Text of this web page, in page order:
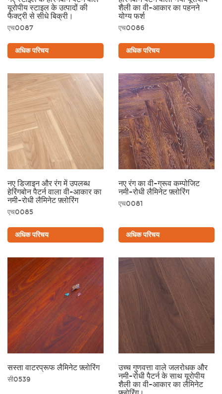
यूरोपीय स्टाइल के उत्पादों की
फैक्ट्री से सीधे बिक्री।
एच0087
अधिक परिचय
शैली का वी-आकार का पहनने
योग्य फर्श
एच0086
अधिक परिचय
नए डिजाइन और रंग में उपलब्ध
हेरिंगबोन पैटर्न वाला वी-आकार का
नमी-रोधी लैमिनेट फ़्लोरिंग
एच0085
अधिक परिचय
नए रंग का वी-ग्रूव कम्पोजिट
नमी-रोधी लैमिनेट फ़्लोरिंग
एच0081
अधिक परिचय
सस्ता वाटरप्रूफ लैमिनेट फ़्लोरिंग
सी0539
उच्च गुणवत्ता वाले जलरोधक और
नमी-रोधी पैटर्न के साथ यूरोपीय
शैली का वी-आकार का लैमिनेट